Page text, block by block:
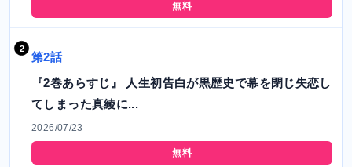
無料
第2話
『2巻あらすじ』 人生初告白が黒歴史で幕を閉じ失恋し
てしまった真綾に...
2026/07/23
無料